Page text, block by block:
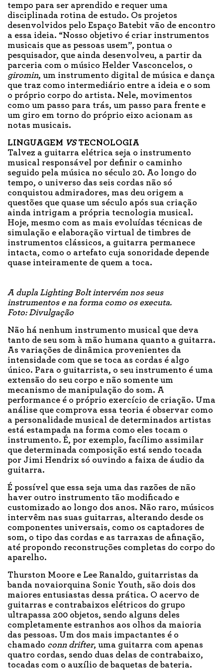
tempo para ser aprendido e requer uma
disciplinada rotina de estudo. Os projetos
desenvolvidos pelo Espaço Batebit vão de encontro
a essa ideia. “Nosso objetivo é criar instrumentos
musicais que as pessoas usem”, pontua o
pesquisador, que ainda desenvolveu, a partir da
parceria com o músico Helder Vasconcelos, o
giromin, um instrumento digital de música e dança
que traz como intermediário entre a ideia e o som
o próprio corpo do artista. Nele, movimentos
como um passo para trás, um passo para frente e
um giro em torno do próprio eixo acionam as
notas musicais.
LINGUAGEM VSTECNOLOGIA
Talvez a guitarra elétrica seja o instrumento
musical responsável por definir o caminho
seguido pela música no século 20. Ao longo do
tempo, o universo das seis cordas não só
conquistou admiradores, mas deu origem a
questões que quase um século após sua criação
ainda intrigam a própria tecnologia musical.
Hoje, mesmo com as mais evoluídas técnicas de
simulação e elaboração virtual de timbres de
instrumentos clássicos, a guitarra permanece
intacta, como o artefato cuja sonoridade depende
quase inteiramente de quem a toca.
A dupla Lighting Bolt intervém nos seus
instrumentos e na forma como os executa.
Foto: Divulgação
Não há nenhum instrumento musical que deva
tanto de seu som à mão humana quanto a guitarra.
As variações de dinâmica provenientes da
intensidade com que se toca as cordas é algo
único. Para o guitarrista, o seu instrumento é uma
extensão do seu corpo e não somente um
mecanismo de manipulação do som. A
performance é o próprio exercício de criação. Uma
análise que comprova essa teoria é observar como
a personalidade musical de determinados artistas
está estampada na forma como eles tocam o
instrumento. É, por exemplo, facílimo assimilar
que determinada composição está sendo tocada
por Jimi Hendrix só ouvindo a faixa de áudio da
guitarra.
É possível que essa seja uma das razões de não
haver outro instrumento tão modificado e
customizado ao longo dos anos. Não raro, músicos
intervêm nas suas guitarras, alterando desde os
componentes universais, como os captadores de
som, o tipo das cordas e as tarraxas de afinação,
até propondo reconstruções completas do corpo do
aparelho.
Thurston Moore e Lee Ranaldo, guitarristas da
banda novaiorquina Sonic Youth, são dois dos
maiores entusiastas dessa prática. O acervo de
guitarras e contrabaixos elétricos do grupo
ultrapassa 200 objetos, sendo alguns deles
completamente estranhos aos olhos da maioria
das pessoas. Um dos mais impactantes é o
chamado conn drifter, uma guitarra com apenas
quatro cordas, sendo duas delas de contrabaixo,
tocadas com o auxílio de baquetas de bateria.